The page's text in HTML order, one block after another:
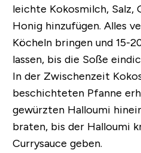
leichte Kokosmilch, Salz,
Honig hinzufügen. Alles
Köcheln bringen und 15-
lassen, bis die Soße
In der Zwischenzeit
beschichteten Pfanne
gewürzten Halloumi
braten, bis der Halloumi
Currysauce geben.